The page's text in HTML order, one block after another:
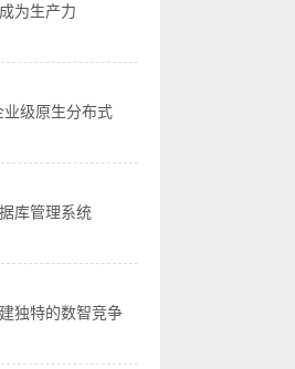
为生产力
业级原生分布式
库管理系统
独特的数智竞争